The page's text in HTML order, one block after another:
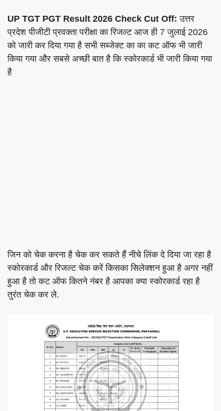
UP TGT PGT Result 2026 Check Cut Off: उत्तर
प्रदेश पीजीटी प्रवक्ता परीक्षा का रिजल्ट आज ही 7 जुलाई 2026
को जारी कर दिया गया है सभी सब्जेक्ट का का कट ऑफ भी जारी
किया गया और सबसे अच्छी बात है कि स्कोरकार्ड भी जारी किया गया
है
जिन को चेक करना है चेक कर सकते हैं नीचे लिंक दे दिया जा रहा है
स्कोरकार्ड और रिजल्ट चेक करें किसका सिलेक्शन हुआ है अगर नहीं
हुआ है तो कट ऑफ कितने नंबर है आपका क्या स्कोरकार्ड रहा है
तुरंत चेक कर ले.